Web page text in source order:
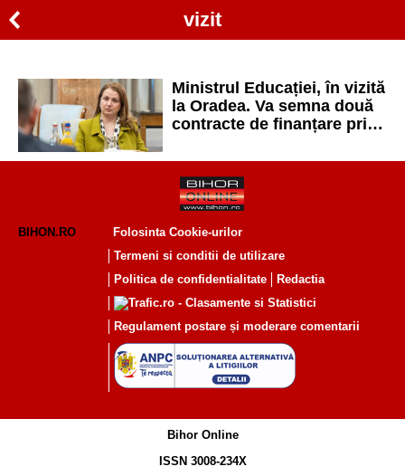
vizit
Ministrul Educației, în vizită
la Oradea. Va semna două
contracte de finanțare prin
BIHON.RO
Folosinta Cookie-urilor
Termeni si conditii de utilizare
Politica de confidentialitate
Redactia
Regulament postare și moderare comentarii
Bihor Online
ISSN 3008-234X